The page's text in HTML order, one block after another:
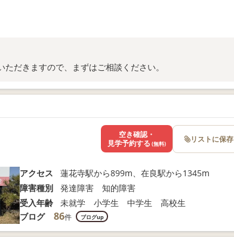
だきますので、まずはご相談ください。
アクセス
蓮花寺駅から899m、在良駅から1345m
障害種別
発達障害 知的障害
受入年齢
未就学 小学生 中学生 高校生
ブログ
86件 ブログup
空き確認・
見学予約する (無料) リストに保存